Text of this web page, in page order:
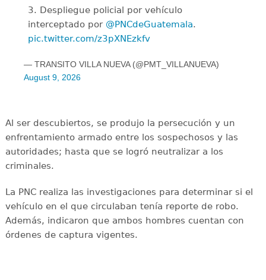
3. Despliegue policial por vehículo
interceptado por @PNCdeGuatemala.
pic.twitter.com/z3pXNEzkfv
— TRANSITO VILLA NUEVA (@PMT_VILLANUEVA)
August 9, 2026
Al ser descubiertos, se produjo la persecución y un
enfrentamiento armado entre los sospechosos y las
autoridades; hasta que se logró neutralizar a los
criminales.
La PNC realiza las investigaciones para determinar si el
vehículo en el que circulaban tenía reporte de robo.
Además, indicaron que ambos hombres cuentan con
órdenes de captura vigentes.